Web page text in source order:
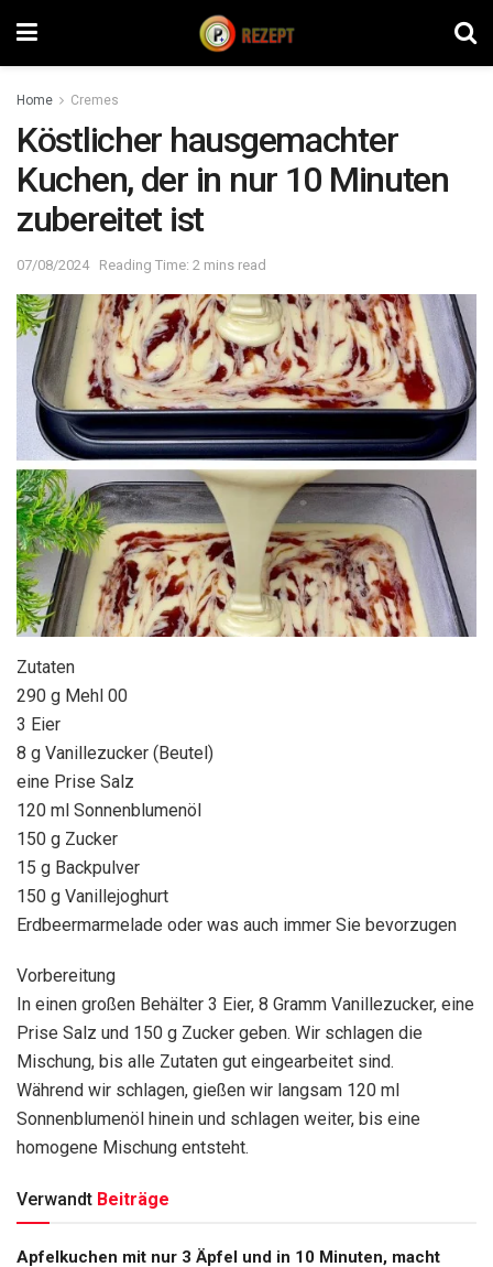
Home Cremes
Köstlicher hausgemachter
Kuchen, der in nur 10 Minuten
zubereitet ist
07/08/2024 Reading Time: 2 mins read
Zutaten
290 g Mehl 00
3 Eier
8 g Vanillezucker (Beutel)
eine Prise Salz
120 ml Sonnenblumenöl
150 g Zucker
15 g Backpulver
150 g Vanillejoghurt
Erdbeermarmelade oder was auch immer Sie bevorzugen
Vorbereitung
In einen großen Behälter 3 Eier, 8 Gramm Vanillezucker, eine
Prise Salz und 150 g Zucker geben. Wir schlagen die
Mischung, bis alle Zutaten gut eingearbeitet sind.
Während wir schlagen, gießen wir langsam 120 ml
Sonnenblumenöl hinein und schlagen weiter, bis eine
homogene Mischung entsteht.
Verwandt Beiträge
Apfelkuchen mit nur 3 Äpfel und in 10 Minuten, macht